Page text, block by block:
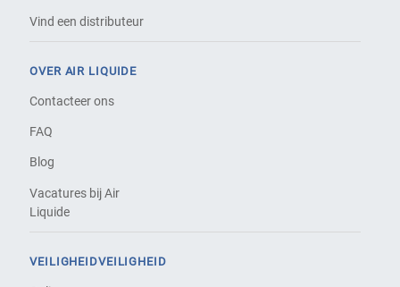
Vind een distributeur
OVER AIR LIQUIDE
Contacteer ons
FAQ
Blog
Vacatures bij Air
Liquide
VEILIGHEIDVEILIGHEID